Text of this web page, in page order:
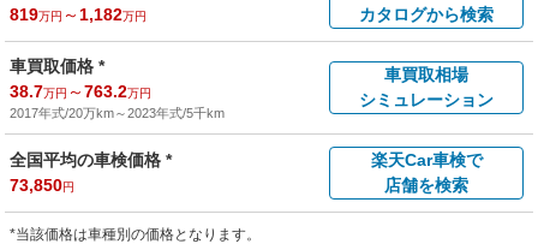
819万円 ～ 1,182万円
カタログから検索
車買取価格 *
38.7万円 ～763.2万円
2017年式/20万km～2023年式/5千km
車買取相場
シミュレーション
全国平均の車検価格 *
73,850円
楽天Car車検で
店舗を検索
*当該価格は車種別の価格となります。